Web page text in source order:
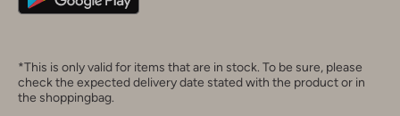
*This is only valid for items that are in stock. To be sure, please
check the expected delivery date stated with the product or in
the shoppingbag.